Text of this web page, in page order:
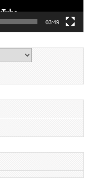
03:49